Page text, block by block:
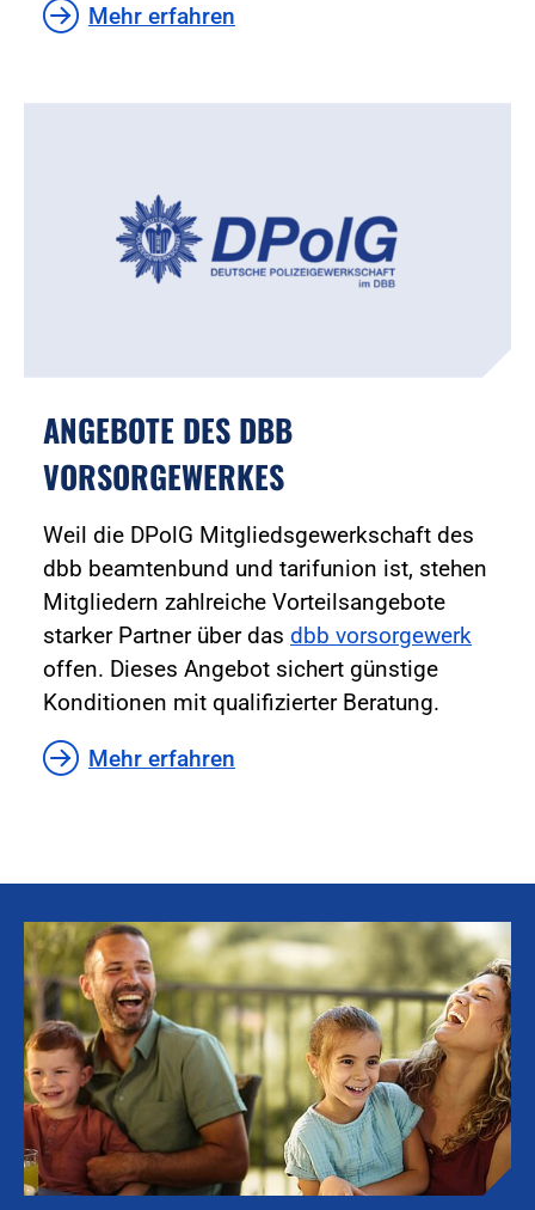
Mehr erfahren
ANGEBOTE DES DBB
VORSORGEWERKES
Weil die DPolG Mitgliedsgewerkschaft des
dbb beamtenbund und tarifunion ist, stehen
Mitgliedern zahlreiche Vorteilsangebote
starker Partner über das dbb vorsorgewerk
offen. Dieses Angebot sichert günstige
Konditionen mit qualifizierter Beratung.
Mehr erfahren